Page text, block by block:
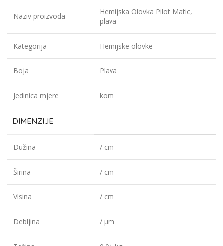
Naziv proizvoda
Hemijska Olovka Pilot Matic,
plava
Kategorija Hemijske olovke
Boja Plava
Jedinica mjere kom
DIMENZIJE
Dužina / cm
Širina / cm
Visina / cm
Debljina / µm